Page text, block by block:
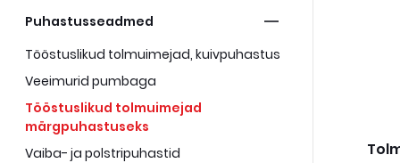
Puhastusseadmed
Tööstuslikud tolmuimejad, kuivpuhastus
Veeimurid pumbaga
Tööstuslikud tolmuimejad
märgpuhastuseks
Vaiba- ja polstripuhastid